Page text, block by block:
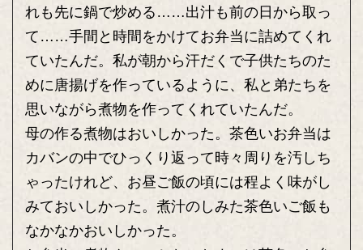
れも先に鍋で炒める……出汁も前の日から取っ
て……手間と時間をかけてお弁当に詰めてくれ
ていたんだ。私が朝から汗だくで子供たちのた
めに唐揚げを作っているように、私と弟たちを
思いながら煮物を作ってくれていたんだ。
母の作る煮物はおいしかった。茶色いお弁当は
カバンの中でひっくり返って時々周りを汚しち
ゃったけれど、お昼ご飯の頃には程よく味がし
みておいしかった。煮汁のしみた茶色いご飯も
なかなかおいしかった。